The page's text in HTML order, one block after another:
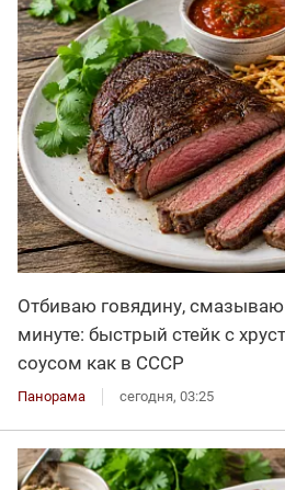
Отбиваю говядину,
минуте: быстрый стейк с
соусом как в СССР
Панорама сегодня, 03:25